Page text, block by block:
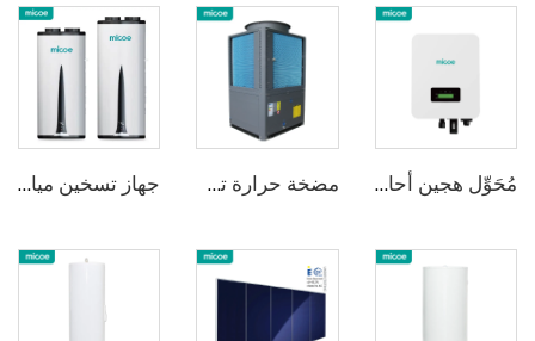
مُحَوِّل هجين أحادي المرحلة 1 مضخة حرارة تجاريّة من MICOE بقدرة 50 كيلوواط لمدفأة المنزل مع مادّة التبريد R290 ومع تصنيف A+++ ERP جهاز تسخين مياه ميكو بزاوية 75 درجة باستخدام تقنية R290 المدمجة والمثبتة على الحائط